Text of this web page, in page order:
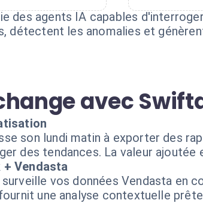
des agents IA capables
détectent les anomalies et
avec
son lundi matin à exporter des
des tendances. La valeur
Vendasta
vos données Vendasta en
une analyse contextuelle